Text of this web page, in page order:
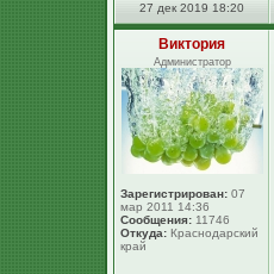
27 дек 2019 18:20
Виктория
Администратор
Зарегистрирован: 07
мар 2011 14:36
Сообщения: 11746
Откуда: Краснодарский
край